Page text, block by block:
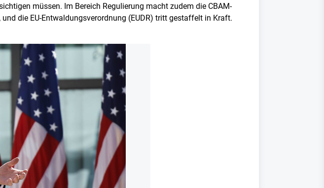
müssen. Im Bereich Regulierung macht zudem die CBAM-
die EU-Entwaldungsverordnung (EUDR) tritt gestaffelt in Kraft.